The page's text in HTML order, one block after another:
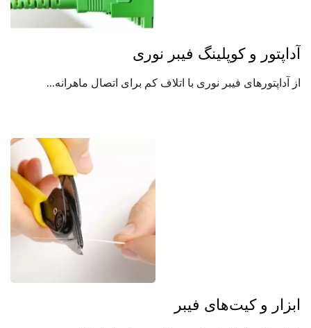
آداپتور و کوپلینگ فیبر نوری
از آداپتورهای فیبر نوری با اتلاف کم برای اتصال ماهرانه...
ابزار و کیت‌های فیبر